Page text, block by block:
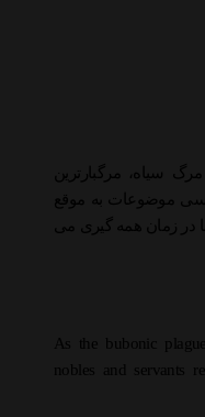
در طول مرگ سیاه، مرگبارترین
موضوعات به موقع
زمان همه گیری می
As the bubonic
nobles and